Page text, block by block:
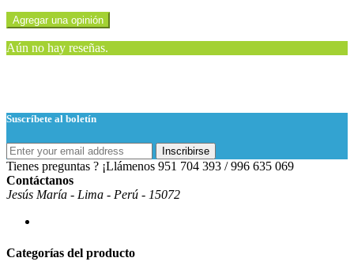
Aún no hay reseñas.
Suscríbete al boletín
Inscribirse
Tienes preguntas ? ¡Llámenos 951 704 393 / 996 635 069
Contáctanos
Jesús María - Lima - Perú - 15072
Categorías del producto